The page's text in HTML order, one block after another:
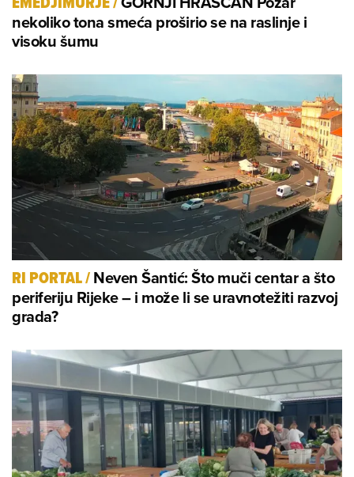
nekoliko tona smeća proširio se na raslinje i
visoku šumu
RI PORTAL/Neven Šantić: Što muči centar a što
periferiju Rijeke – i može li se uravnotežiti razvoj
grada?